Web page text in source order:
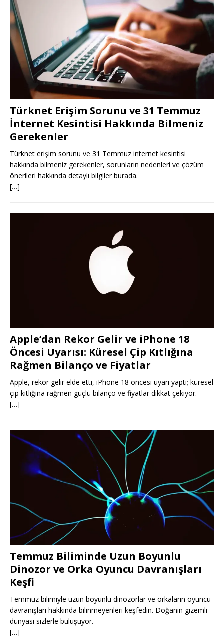
Türknet Erişim Sorunu ve 31 Temmuz
İnternet Kesintisi Hakkında Bilmeniz
Gerekenler
Türknet erişim sorunu ve 31 Temmuz internet kesintisi
hakkında bilmeniz gerekenler, sorunların nedenleri ve çözüm
önerileri hakkında detaylı bilgiler burada.
[…]
Apple’dan Rekor Gelir ve iPhone 18
Öncesi Uyarısı: Küresel Çip Kıtlığına
Rağmen Bilanço ve Fiyatlar
Apple, rekor gelir elde etti, iPhone 18 öncesi uyarı yaptı; küresel
çip kıtlığına rağmen güçlü bilanço ve fiyatlar dikkat çekiyor.
[…]
Temmuz Biliminde Uzun Boyunlu
Dinozor ve Orka Oyuncu Davranışları
Keşfi
Temmuz bilimiyle uzun boyunlu dinozorlar ve orkaların oyuncu
davranışları hakkında bilinmeyenleri keşfedin. Doğanın gizemli
dünyası sizlerle buluşuyor.
[…]